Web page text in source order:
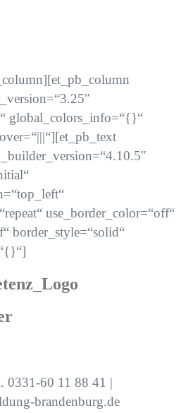
global_colors_info=“{}“
use_border_color=“off“
border_style=“solid“
0331-60 11 88 41 |
brandenburg.de